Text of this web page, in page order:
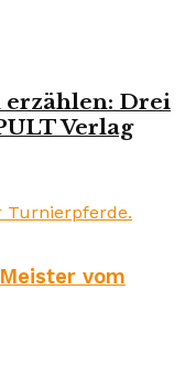
erzählen: Drei
Verlag
vom